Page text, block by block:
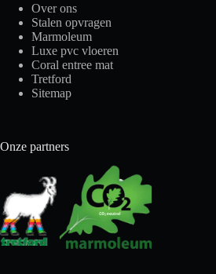
Over ons
Stalen opvragen
Marmoleum
Luxe pvc vloeren
Coral entree mat
Tretford
Sitemap
Onze partners